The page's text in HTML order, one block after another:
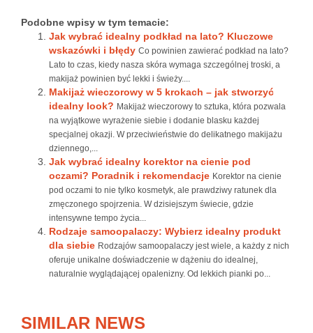
Podobne wpisy w tym temacie:
Jak wybrać idealny podkład na lato? Kluczowe
wskazówki i błędy Co powinien zawierać podkład na lato?
Lato to czas, kiedy nasza skóra wymaga szczególnej troski, a
makijaż powinien być lekki i świeży....
Makijaż wieczorowy w 5 krokach – jak stworzyć
idealny look? Makijaż wieczorowy to sztuka, która pozwala
na wyjątkowe wyrażenie siebie i dodanie blasku każdej
specjalnej okazji. W przeciwieństwie do delikatnego makijażu
dziennego,...
Jak wybrać idealny korektor na cienie pod
oczami? Poradnik i rekomendacje Korektor na cienie
pod oczami to nie tylko kosmetyk, ale prawdziwy ratunek dla
zmęczonego spojrzenia. W dzisiejszym świecie, gdzie
intensywne tempo życia...
Rodzaje samoopalaczy: Wybierz idealny produkt
dla siebie Rodzajów samoopalaczy jest wiele, a każdy z nich
oferuje unikalne doświadczenie w dążeniu do idealnej,
naturalnie wyglądającej opalenizny. Od lekkich pianki po...
SIMILAR NEWS